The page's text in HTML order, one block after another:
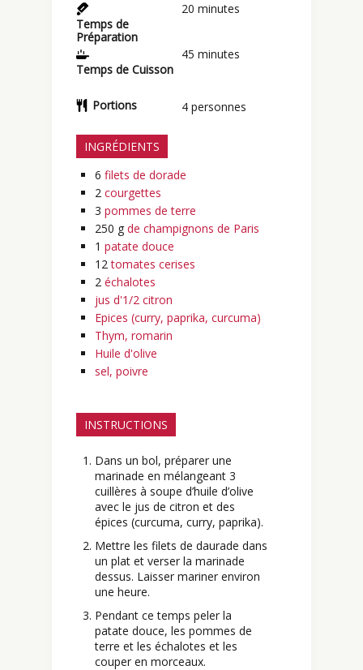
Temps de
Préparation
20 minutes
Temps de Cuisson
45 minutes
Portions 4 personnes
INGRÉDIENTS
6 filets de dorade
2 courgettes
3 pommes de terre
250 g de champignons de Paris
1 patate douce
12 tomates cerises
2 échalotes
jus d'1/2 citron
Epices (curry, paprika, curcuma)
Thym, romarin
Huile d'olive
sel, poivre
INSTRUCTIONS
Dans un bol, préparer une
marinade en mélangeant 3
cuillères à soupe d’huile d’olive
avec le jus de citron et des
épices (curcuma, curry, paprika).
Mettre les filets de daurade dans
un plat et verser la marinade
dessus. Laisser mariner environ
une heure.
Pendant ce temps peler la
patate douce, les pommes de
terre et les échalotes et les
couper en morceaux.